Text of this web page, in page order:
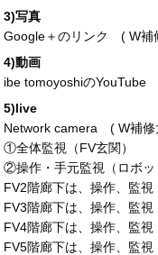
3)写真
Google＋のリンク ( W補
4)動画
ibe tomoyoshiのYouTube
5)live
Network camera ( W補
①全体監視（FV玄関）
②操作・手元監視（ロボッ
FV2階廊下は、操作、監視
FV3階廊下は、操作、監視
FV4階廊下は、操作、監視
FV5階廊下は、操作、監視